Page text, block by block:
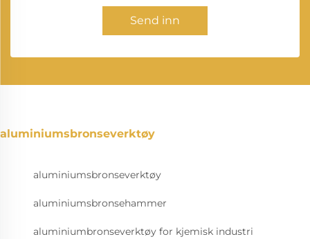
Send inn
aluminiumsbronseverktøy
aluminiumsbronseverktøy
aluminiumsbronsehammer
aluminiumbronseverktøy for kjemisk industri